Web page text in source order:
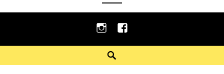
instagramfacebook